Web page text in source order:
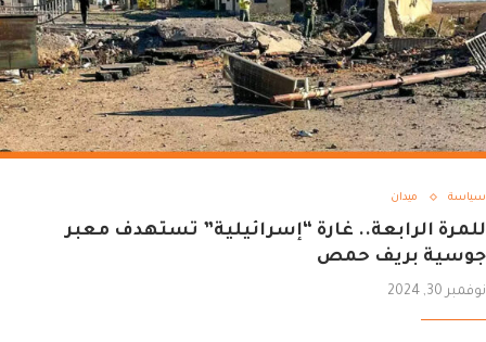
سياسة ميدان
للمرة الرابعة.. غارة “إسرائيلية” تستهدف معبر
جوسية بريف حمص
نوفمبر 30, 2024